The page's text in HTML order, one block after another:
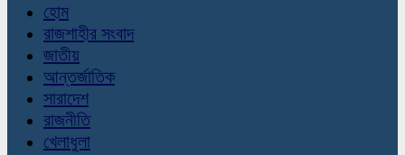
হোম
রাজশাহীর সংবাদ
জাতীয়
আন্তর্জাতিক
সারাদেশ
রাজনীতি
খেলাধুলা